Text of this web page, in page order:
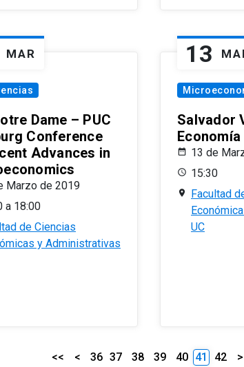
MAR
Dame – PUC
Conference
Advances in
Marzo de 2019
a 18:00
de Ciencias
y Administrativas
13
Salvador
Economía
13 de
15:30
Facultad
UC
<< < 36 37 38 39 40 41 42 >